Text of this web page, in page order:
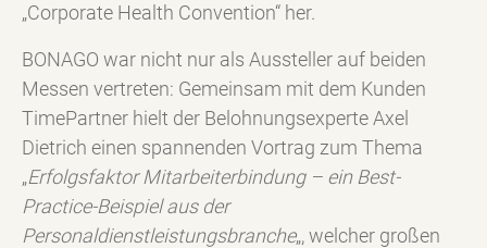
„Corporate Health Convention“ her.
BONAGO war nicht nur als Aussteller auf beiden
Messen vertreten: Gemeinsam mit dem Kunden
TimePartner hielt der Belohnungsexperte Axel
Dietrich einen spannenden Vortrag zum Thema
„Erfolgsfaktor Mitarbeiterbindung – ein Best-
Practice-Beispiel aus der
Personaldienstleistungsbranche„, welcher großen